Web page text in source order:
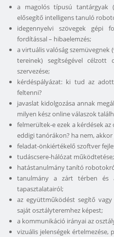
a magolós típusú tantárgyak
elősegítő intelligens tanuló
idegennyelvi szövegek gépi
fordítással – hibaelemzés;
a virtuális valóság szemüvegnek
tereinek) segítségével célzott
szervezése;
kérdéspályázat: ki tud az
feltenni?
javaslat kidolgozása annak
milyen kész online válaszok
felmerültek-e ezek a kérdések
eddigi tanórákon? ha nem, akkor
feladat-önkiértékelő szoftver
tudáscsere-hálózat működtetése;
hatástanulmány tanító
tanulmány a zárt térben és
tapasztalatairól;
az együttműködést segítő
saját osztályteremhez képest;
a kommunikáció irányai az
vizuális jelenségek értelmezése,